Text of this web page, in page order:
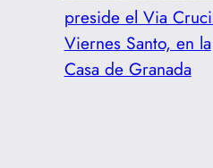
preside el Via
Viernes Santo, en la
Casa de Granada